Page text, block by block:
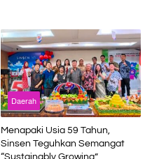
Daerah
Menapaki Usia 59 Tahun,
Sinsen Teguhkan Semangat
“Sustainably Growing”